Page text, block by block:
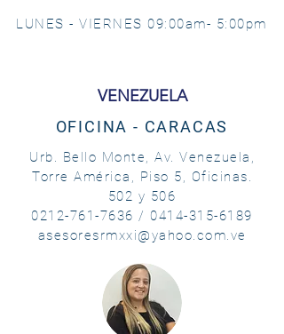
LUNES - VIERNES 09:00am- 5:00pm
VENEZUELA
OFICINA - CARACAS
Urb. Bello Monte, Av. Venezuela,
Torre América, Piso 5, Oficinas.
502 y 506
0212-761-7636 / 0414-315-6189
asesoresrmxxi@yahoo.com.ve